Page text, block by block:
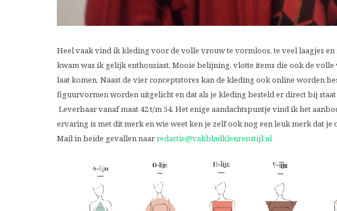
Heel vaak vind ik kleding voor de volle vrouw te vormloos, te veel laagjes
kwam was ik gelijk enthousiast. Mooie belijning, vlotte items die ook de
laat komen. Naast de vier conceptstores kan de kleding ook online worden
figuurvormen worden uitgelicht en dat als je kleding besteld er direct bij
Leverbaar vanaf maat 42 t/m 54. Het enige aandachtspuntje vind ik het
ervaring is met dit merk en wie weet ken je zelf ook nog een leuk merk dat je
Mail in beide gevallen naarredactie@vakbladkleurenstijl.nl